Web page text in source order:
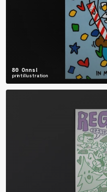
80 Onns!
printillustration